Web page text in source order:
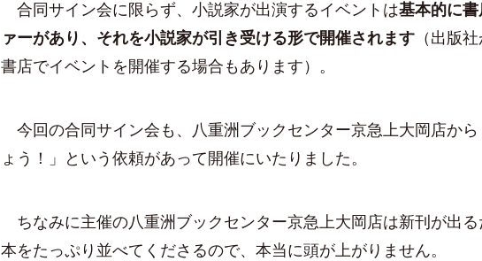
合同サイン会に限らず、小説家が出演するイベントは基本的に
ァーがあり、それを小説家が引き受ける形で開催されます （出版
書店でイベントを開催する場合もあります）。
今回の合同サイン会も、八重洲ブックセンター京急上大岡店か
ょう！」という依頼があって開催にいたりました。
ちなみに主催の八重洲ブックセンター京急上大岡店は新刊が出
本をたっぷり並べてくださるので、本当に頭が上がりません。